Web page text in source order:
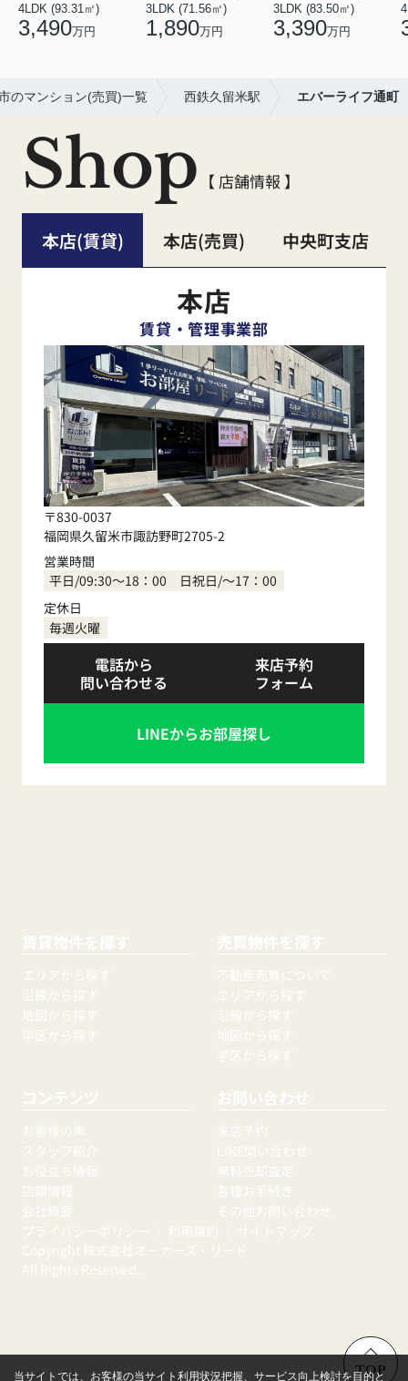
4LDK (93.31㎡)
3,490万円
3LDK (71.56㎡)
1,890万円
3LDK (83.50㎡)
3,390万円
のマンション(売買)一覧 西鉄久留米駅 エバーライフ通町
Shop 【 店舗情報 】
本店(賃貸) 本店(売買) 中央町支店
本店
賃貸・管理事業部
〒830-0037
福岡県久留米市諏訪野町2705-2
営業時間
平日/09:30～18：00 日祝日/～17：00
定休日
毎週火曜
電話から
問い合わせる
来店予約
フォーム
LINEからお部屋探し
賃貸物件を探す
エリアから探す
沿線から探す
地図から探す
学区から探す
売買物件を探す
不動産売買について
エリアから探す
沿線から探す
地図から探す
学区から探す
コンテンツ
お客様の声
スタッフ紹介
お役立ち情報
店舗情報
会社概要
お問い合わせ
来店予約
LINE問い合わせ
無料売却査定
各種お手続き
その他お問い合わせ
プライバシーポリシー
利用規約
サイトマップ
Copyright 株式会社オーナーズ・リード
All Rights Reserved.
TOP
当サイトでは、お客様の当サイト利用状況把握、サービス向上検討を目的と